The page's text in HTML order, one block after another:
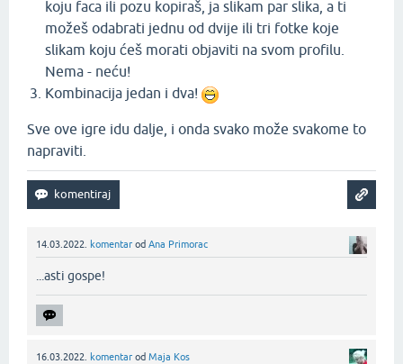
koju faca ili pozu kopiraš, ja slikam par slika, a ti
možeš odabrati jednu od dvije ili tri fotke koje
slikam koju ćeš morati objaviti na svom profilu.
Nema - neću!
Kombinacija jedan i dva!
Sve ove igre idu dalje, i onda svako može svakome to
napraviti.
14.03.2022. komentar od Ana Primorac
...asti gospe!‌
16.03.2022. komentar od Maja Kos